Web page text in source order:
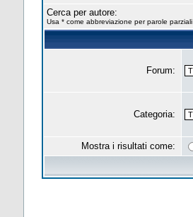
Cerca per autore:
Usa * come abbreviazione per parole parziali
Forum:
Categoria:
Mostra i risultati come: